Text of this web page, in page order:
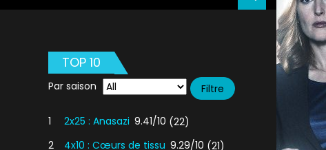
TOP 10
Par saison
1 2x25 : Anasazi 9.41/10 (22)
2
4x10 : Cœurs de tissu 9.29/10 (21)